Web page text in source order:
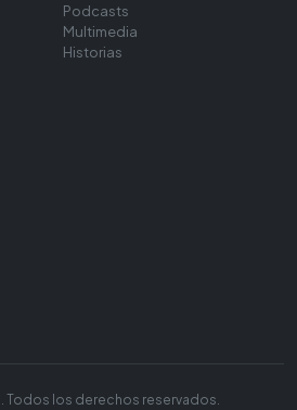
Podcasts
Multimedia
Historias
Todos los derechos reservados.